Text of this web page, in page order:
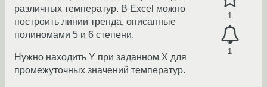
1
1
различных температур. В Excel можно
построить линии тренда, описанные
полиномами 5 и 6 степени.
Нужно находить Y при заданном X для
промежуточных значений температур.